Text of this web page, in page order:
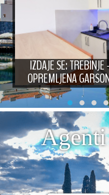
IZDAJE SE:
OPREMLJENA